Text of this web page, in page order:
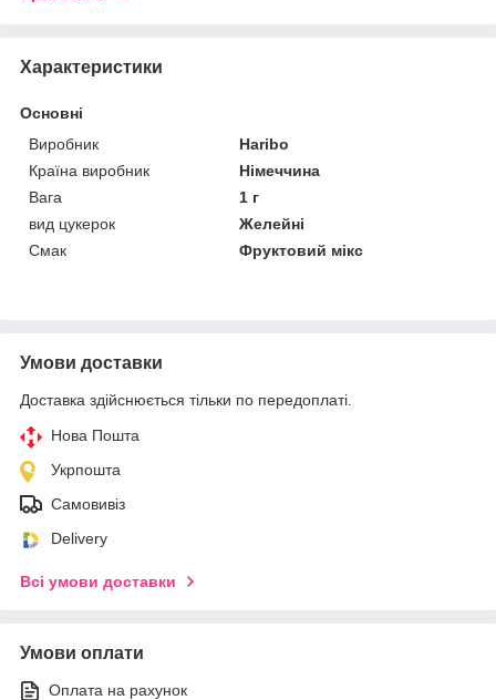
Характеристики
Основні
Виробник
Haribo
Країна виробник
Німеччина
Вага
1 г
вид цукерок
Желейні
Смак
Фруктовий мікс
Умови доставки
Доставка здійснюється тільки по передоплаті.
Нова Пошта
Укрпошта
Самовивіз
Delivery
Всі умови доставки
Умови оплати
Оплата на рахунок